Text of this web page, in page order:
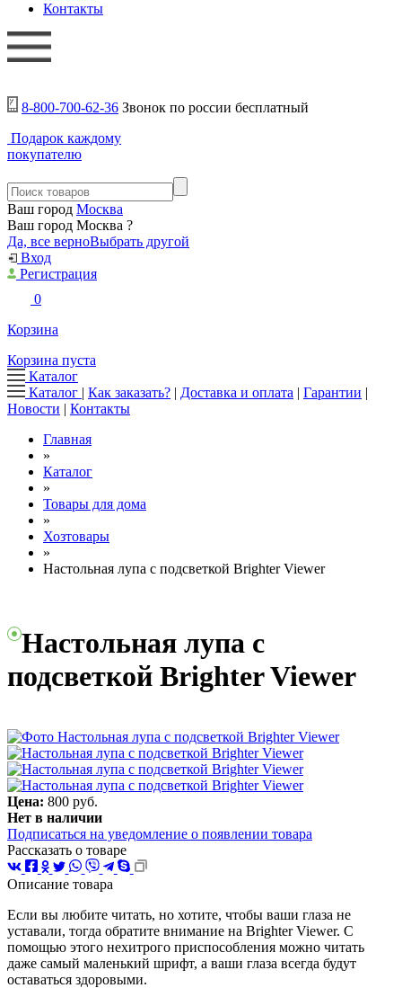
Контакты
8-800-700-62-36 Звонок по россии бесплатный
Подарок каждому
покупателю
Ваш город Москва
Ваш город Москва ?
Да, все верноВыбрать другой
Вход
Регистрация
0
Корзина
Корзина пуста
Каталог
Каталог | Как заказать? | Доставка и оплата | Гарантии |
Новости | Контакты
Главная
»
Каталог
»
Товары для дома
»
Хозтовары
»
Настольная лупа с подсветкой Brighter Viewer
Настольная лупа с
подсветкой Brighter Viewer
Цена: 800 руб.
Нет в наличии
Подписаться на уведомление о появлении товара
Рассказать о товаре
Описание товара
Если вы любите читать, но хотите, чтобы ваши глаза не
уставали, тогда обратите внимание на Brighter Viewer. С
помощью этого нехитрого приспособления можно читать
даже самый маленький шрифт, а ваши глаза всегда будут
оставаться здоровыми.